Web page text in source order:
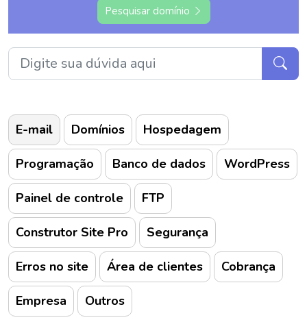
Pesquisar domínio
E-mail Domínios Hospedagem
Programação Banco de dados WordPress
Painel de controle FTP
Construtor Site Pro Segurança
Erros no site Área de clientes Cobrança
Empresa Outros